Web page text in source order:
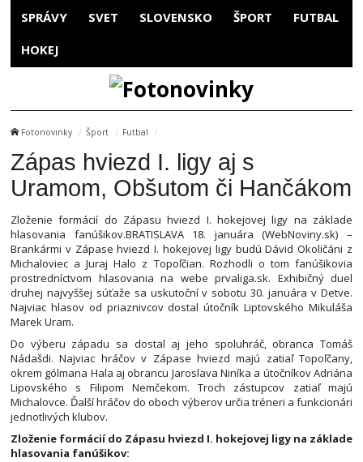
SPRÁVY SVET SLOVENSKO ŠPORT FUTBAL
HOKEJ
Fotonovinky Šport Futbal
Zápas hviezd I. ligy aj s
Uramom, Obšutom či Hančákom
Zloženie formácií do Zápasu hviezd I. hokejovej ligy na základe
hlasovania fanúšikov.BRATISLAVA 18. januára (WebNoviny.sk) –
Brankármi v Zápase hviezd I. hokejovej ligy budú Dávid Okoličáni z
Michaloviec a Juraj Halo z Topoľčian. Rozhodli o tom fanúšikovia
prostredníctvom hlasovania na webe prvaliga.sk. Exhibičný duel
druhej najvyššej súťaže sa uskutoční v sobotu 30. januára v Detve.
Najviac hlasov od priaznivcov dostal útočník Liptovského Mikuláša
Marek Uram.
Do výberu západu sa dostal aj jeho spoluhráč, obranca Tomáš
Nádašdi. Najviac hráčov v Zápase hviezd majú zatiaľ Topoľčany,
okrem gólmana Hala aj obrancu Jaroslava Niníka a útočníkov Adriána
Lipovského s Filipom Nemčekom. Troch zástupcov zatiaľ majú
Michalovce. Ďalší hráčov do oboch výberov určia tréneri a funkcionári
jednotlivých klubov.
Zloženie formácií do Zápasu hviezd I. hokejovej ligy na základe
hlasovania fanúšikov: